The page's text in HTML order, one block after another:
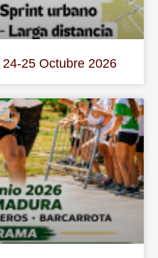
25 Octubre 2026